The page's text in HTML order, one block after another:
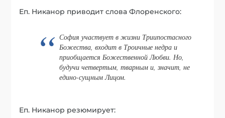
Еп. Никанор приводит слова Флоренского:
София участвует в жизни Триипостасного
Божества, входит в Троичные недра и
приобщается Божественной Любви. Но,
будучи четвертым, тварным и, значит, не
едино-сущным Лицом.
Еп. Никанор резюмирует: